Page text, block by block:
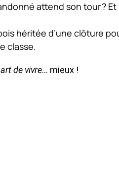
attend son tour ?
héritée d’une clôture
classe.
art de vivre… mieux !